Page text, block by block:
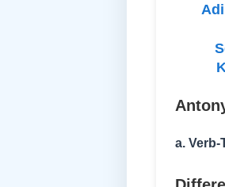
a. Verb-